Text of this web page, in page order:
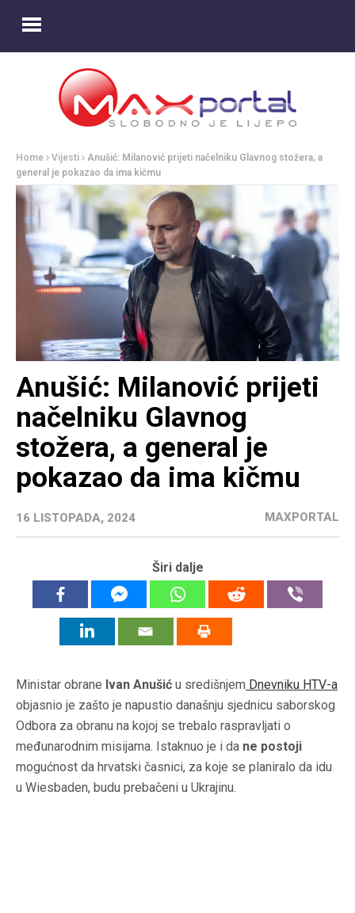
Home Vijesti
Anušić: Milanović prijeti načelniku Glavnog stožera, a
general je pokazao da ima kičmu
Anušić: Milanović prijeti
načelniku Glavnog
stožera, a general je
pokazao da ima kičmu
16 LISTOPADA, 2024 MAXPORTAL
Širi dalje
Ministar obrane Ivan Anušić u središnjem Dnevniku HTV-a
objasnio je zašto je napustio današnju sjednicu saborskog
Odbora za obranu na kojoj se trebalo raspravljati o
međunarodnim misijama. Istaknuo je i da ne postoji
mogućnost da hrvatski časnici, za koje se planiralo da idu
u Wiesbaden, budu prebačeni u Ukrajinu.